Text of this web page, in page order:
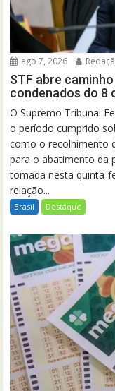
ago 7, 2026
STF abre
condenados do 8
O Supremo Tribunal
o período cumprido
como o recolhimento
para o abatimento da
tomada nesta quinta-
relação...
Brasil Destaque